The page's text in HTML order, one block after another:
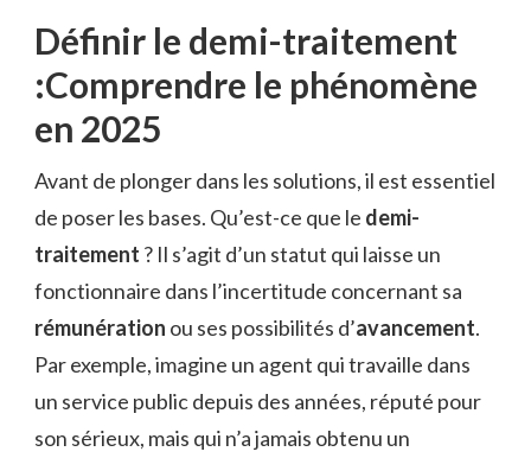
Définir le demi-traitement
:Comprendre le phénomène
en 2025
Avant de plonger dans les solutions, il est essentiel
de poser les bases. Qu’est-ce que le demi-
traitement ? Il s’agit d’un statut qui laisse un
fonctionnaire dans l’incertitude concernant sa
rémunération ou ses possibilités d’avancement.
Par exemple, imagine un agent qui travaille dans
un service public depuis des années, réputé pour
son sérieux, mais qui n’a jamais obtenu un